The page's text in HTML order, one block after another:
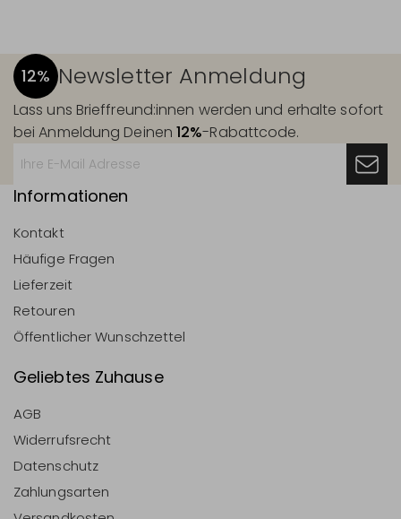
12% Newsletter Anmeldung
Lass uns Brieffreund:innen werden und erhalte sofort
bei Anmeldung Deinen12%-Rabattcode.
Informationen
Kontakt
Häufige Fragen
Lieferzeit
Retouren
Öffentlicher Wunschzettel
Geliebtes Zuhause
AGB
Widerrufsrecht
Datenschutz
Zahlungsarten